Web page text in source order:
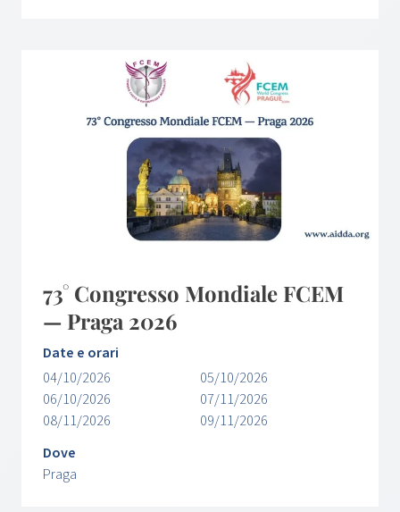
73° Congresso Mondiale FCEM
— Praga 2026
Date e orari
04/10/2026
05/10/2026
06/10/2026
07/11/2026
08/11/2026
09/11/2026
Dove
Praga